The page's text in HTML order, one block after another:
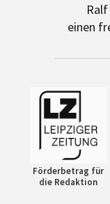
einen
Förderbetrag für
die Redaktion